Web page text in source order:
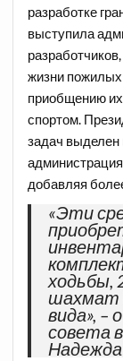
разработке
выступила
жизни
приобщению их
спортом.
задач
добавляя
«Эти
ходьбы,
шахмат
вида», –
совета